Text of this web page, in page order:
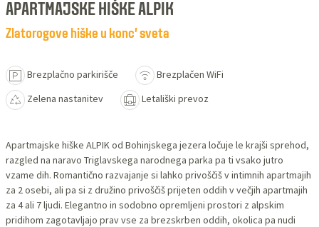
APARTMAJSKE HIŠKE ALPIK
Zlatorogove hiške u konc' sveta
Brezplačno parkirišče
Brezplačen WiFi
Zelena nastanitev
Letališki prevoz
Apartmajske hiške ALPIK od Bohinjskega jezera ločuje le krajši sprehod,
razgled na naravo Triglavskega narodnega parka pa ti vsako jutro
vzame dih. Romantično razvajanje si lahko privoščiš v intimnih apartmajih
za 2 osebi, ali pa si z družino privoščiš prijeten oddih v večjih apartmajih
za 4 ali 7 ljudi. Elegantno in sodobno opremljeni prostori z alpskim
pridihom zagotavljajo prav vse za brezskrben oddih, okolica pa nudi